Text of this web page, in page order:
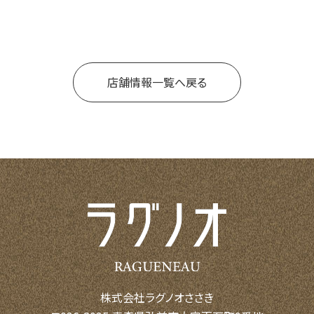
店舗情報一覧へ戻る
株式会社ラグノオささき